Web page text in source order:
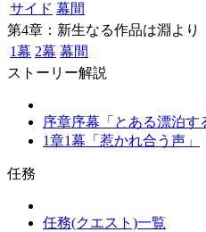
サイド 幕間
第4章：新生なる作品は淵より
1幕 2幕 幕間
ストーリー解説
序章序幕「とある漂泊す
1章1幕「惹かれ合う声」
任務
任務(クエスト)一覧